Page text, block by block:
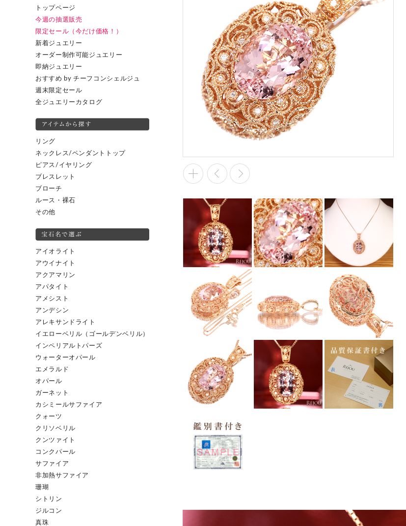
トップページ
今週の抽選販売
限定セール（今だけ価格！）
新着ジュエリー
オーダー制作可能ジュエリー
即納ジュエリー
おすすめ by チーフコンシェルジュ
週末限定セール
全ジュエリーカタログ
リング
ネックレス/ペンダントトップ
ピアス/イヤリング
ブレスレット
ブローチ
ルース・裸石
その他
アイオライト
アウイナイト
アクアマリン
アパタイト
アメシスト
アンデシン
アレキサンドライト
イエローベリル（ゴールデンベリル）
インペリアルトパーズ
ウォーターオパール
エメラルド
オパール
ガーネット
カシミールサファイア
クォーツ
クリソベリル
クンツァイト
コンクパール
サファイア
非加熱サファイア
珊瑚
シトリン
ジルコン
真珠